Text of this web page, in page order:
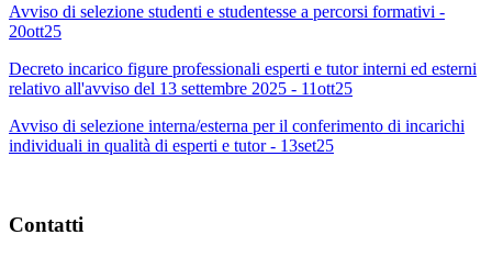
Avviso di selezione studenti e studentesse a percorsi formativi -
20ott25
Decreto incarico figure professionali esperti e tutor interni ed esterni
relativo all'avviso del 13 settembre 2025 - 11ott25
Avviso di selezione interna/esterna per il conferimento di incarichi
individuali in qualità di esperti e tutor - 13set25
Contatti